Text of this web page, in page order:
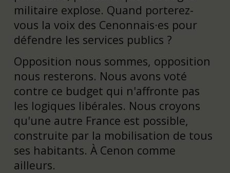
militaire explose. Quand porterez-
vous la voix des Cenonnais·es pour
défendre les services publics ?
Opposition nous sommes, opposition
nous resterons. Nous avons voté
contre ce budget qui n'affronte pas
les logiques libérales. Nous croyons
qu'une autre France est possible,
construite par la mobilisation de tous
ses habitants. À Cenon comme
ailleurs.